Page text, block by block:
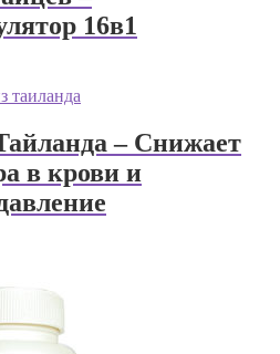
16в1
– Снижает
в крови и